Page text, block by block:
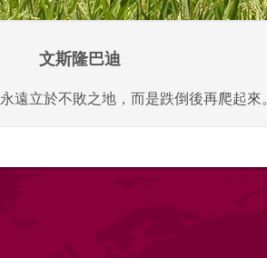
文斯隆巴迪
遠立於不敗之地，而是跌倒後再爬起來。